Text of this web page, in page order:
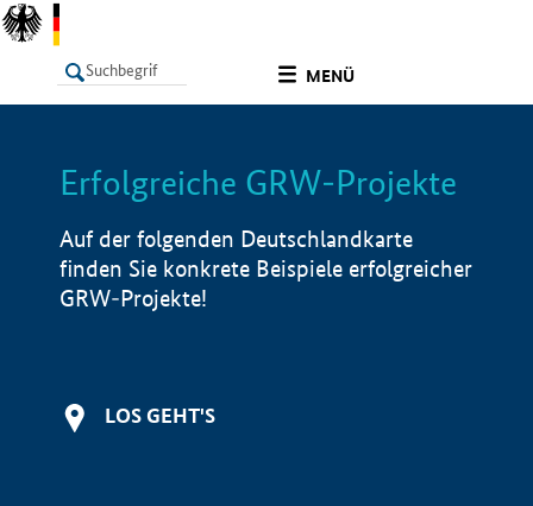
MENÜ
LISTE Info
Erfolgreiche GRW-Projekte
Auf der folgenden Deutschlandkarte
finden Sie konkrete Beispiele erfolgreicher
GRW-Projekte!
LOS GEHT'S